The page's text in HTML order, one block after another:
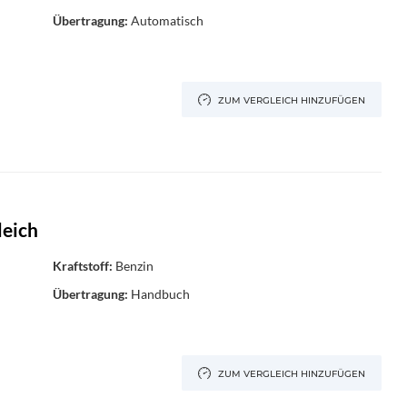
Übertragung: Automatisch
ZUM VERGLEICH HINZUFÜGEN
Kraftstoff: Benzin
Übertragung: Handbuch
ZUM VERGLEICH HINZUFÜGEN